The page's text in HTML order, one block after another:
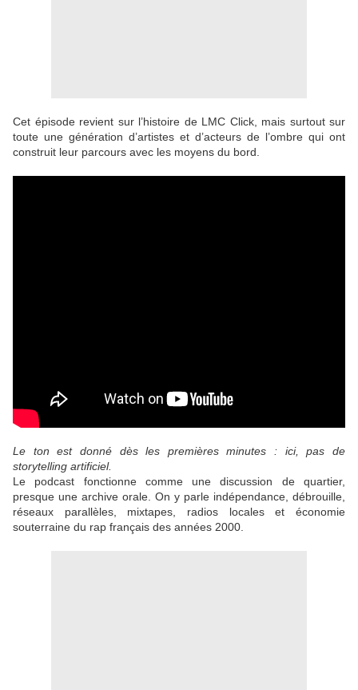
Cet épisode revient sur l’histoire de LMC Click, mais surtout sur
toute une génération d’artistes et d’acteurs de l’ombre qui ont
construit leur parcours avec les moyens du bord.
Le ton est donné dès les premières minutes : ici, pas de
storytelling artificiel.
Le podcast fonctionne comme une discussion de quartier,
presque une archive orale. On y parle indépendance, débrouille,
réseaux parallèles, mixtapes, radios locales et économie
souterraine du rap français des années 2000.